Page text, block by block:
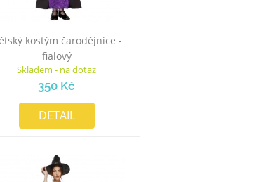
kostým čarodějnice -
fialový
Skladem - na dotaz
350 Kč
DETAIL